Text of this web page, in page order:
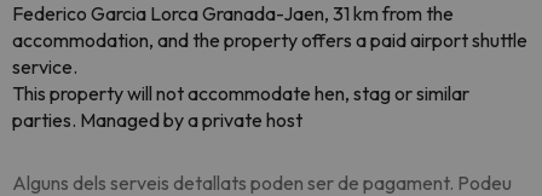
Federico Garcia Lorca Granada-Jaen, 31 km from the
accommodation, and the property offers a paid airport shuttle
service.
This property will not accommodate hen, stag or similar
parties. Managed by a private host
Alguns dels serveis detallats poden ser de pagament. Podeu